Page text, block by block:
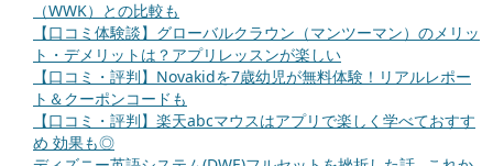
（WWK）との比較も
【口コミ体験談】グローバルクラウン（マンツーマン）のメリッ
ト・デメリットは？アプリレッスンが楽しい
【口コミ・評判】Novakidを7歳幼児が無料体験！リアルレポー
ト＆クーポンコードも
【口コミ・評判】楽天abcマウスはアプリで楽しく学べておすす
め 効果も◎